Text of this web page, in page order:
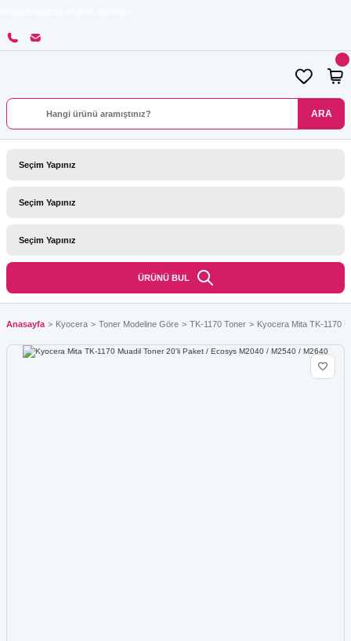
ARA
ÜRÜNÜ BUL
Anasayfa Kyocera Toner Modeline Göre TK-1170 Toner Kyocera Mita TK-1170